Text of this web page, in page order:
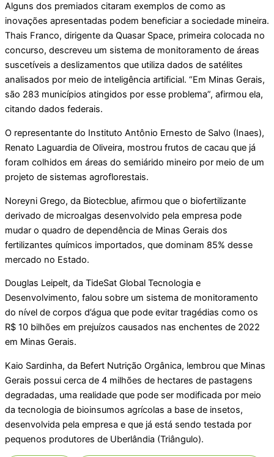
Alguns dos premiados citaram exemplos de como as
inovações apresentadas podem beneficiar a sociedade mineira.
Thais Franco, dirigente da Quasar Space, primeira colocada no
concurso, descreveu um sistema de monitoramento de áreas
suscetíveis a deslizamentos que utiliza dados de satélites
analisados por meio de inteligência artificial. “Em Minas Gerais,
são 283 municípios atingidos por esse problema”, afirmou ela,
citando dados federais.
O representante do Instituto Antônio Ernesto de Salvo (Inaes),
Renato Laguardia de Oliveira, mostrou frutos de cacau que já
foram colhidos em áreas do semiárido mineiro por meio de um
projeto de sistemas agroflorestais.
Noreyni Grego, da Biotecblue, afirmou que o biofertilizante
derivado de microalgas desenvolvido pela empresa pode
mudar o quadro de dependência de Minas Gerais dos
fertilizantes químicos importados, que dominam 85% desse
mercado no Estado.
Douglas Leipelt, da TideSat Global Tecnologia e
Desenvolvimento, falou sobre um sistema de monitoramento
do nível de corpos d’água que pode evitar tragédias como os
R$ 10 bilhões em prejuízos causados nas enchentes de 2022
em Minas Gerais.
Kaio Sardinha, da Befert Nutrição Orgânica, lembrou que Minas
Gerais possui cerca de 4 milhões de hectares de pastagens
degradadas, uma realidade que pode ser modificada por meio
da tecnologia de bioinsumos agrícolas a base de insetos,
desenvolvida pela empresa e que já está sendo testada por
pequenos produtores de Uberlândia (Triângulo).